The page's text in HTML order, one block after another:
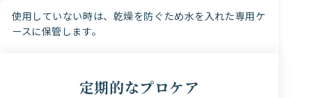
使用していない時は、乾燥を防ぐため水を入れた専用ケ
ースに保管します。
定期的なプロケア